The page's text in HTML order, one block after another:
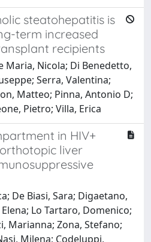
steatohepatitis is
term increased
recipients
Maria, Nicola; Di Benedetto,
Serra, Valentina;
Matteo; Pinna, Antonio D;
Pietro; Villa, Erica
in HIV+
liver
De Biasi, Sara; Digaetano,
Lo Tartaro, Domenico;
Marianna; Zona, Stefano;
Milena; Codeluppi,